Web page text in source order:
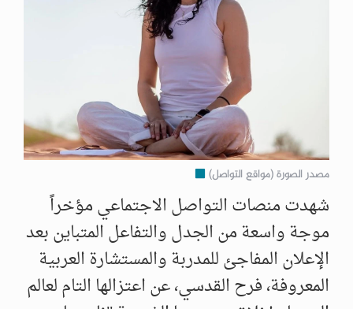
مصدر الصورة (مواقع التواصل)
شهدت منصات التواصل الاجتماعي مؤخراً
موجة واسعة من الجدل والتفاعل المتباين بعد
الإعلان المفاجئ للمدربة والمستشارة العربية
المعروفة، فرح القدسي، عن اعتزالها التام لعالم